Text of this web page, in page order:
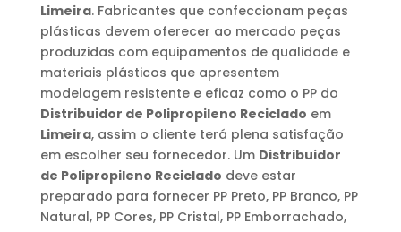
Limeira. Fabricantes que confeccionam peças
plásticas devem oferecer ao mercado peças
produzidas com equipamentos de qualidade e
materiais plásticos que apresentem
modelagem resistente e eficaz como o PP do
Distribuidor de Polipropileno Reciclado em
Limeira, assim o cliente terá plena satisfação
em escolher seu fornecedor. Um Distribuidor
de Polipropileno Reciclado deve estar
preparado para fornecer PP Preto, PP Branco, PP
Natural, PP Cores, PP Cristal, PP Emborrachado,